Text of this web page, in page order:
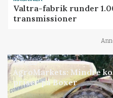
Valtra-fabrik runder
transmissioner
MARKED
AgroMarkets: Mindre
priser på Boxer